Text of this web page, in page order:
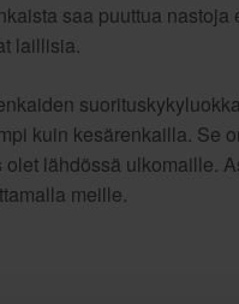
saa puuttua nastoja
laillisia.
kuin kesärenkailla. Se
olet lähdössä ulkomaille.
meille.